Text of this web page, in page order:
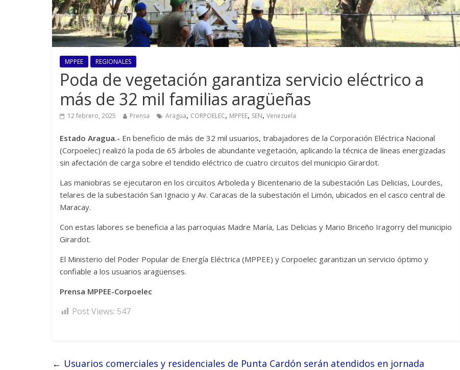
MPPEE REGIONALES
Poda de vegetación garantiza servicio eléctrico a
más de 32 mil familias aragüeñas
12 febrero, 2025 Prensa Aragua, CORPOELEC, MPPEE, SEN, Venezuela
Estado Aragua.- En beneficio de más de 32 mil usuarios, trabajadores de la Corporación Eléctrica Nacional
(Corpoelec) realizó la poda de 65 árboles de abundante vegetación, aplicando la técnica de líneas energizadas
sin afectación de carga sobre el tendido eléctrico de cuatro circuitos del municipio Girardot.
Las maniobras se ejecutaron en los circuitos Arboleda y Bicentenario de la subestación Las Delicias, Lourdes,
telares de la subestación San Ignacio y Av. Caracas de la subestación el Limón, ubicados en el casco central de
Maracay.
Con estas labores se beneficia a las parroquias Madre María, Las Delicias y Mario Briceño Iragorry del municipio
Girardot.
El Ministerio del Poder Popular de Energía Eléctrica (MPPEE) y Corpoelec garantizan un servicio óptimo y
confiable a los usuarios aragüenses.
Prensa MPPEE-Corpoelec
Post Views: 547
← Usuarios comerciales y residenciales de Punta Cardón serán atendidos en jornada